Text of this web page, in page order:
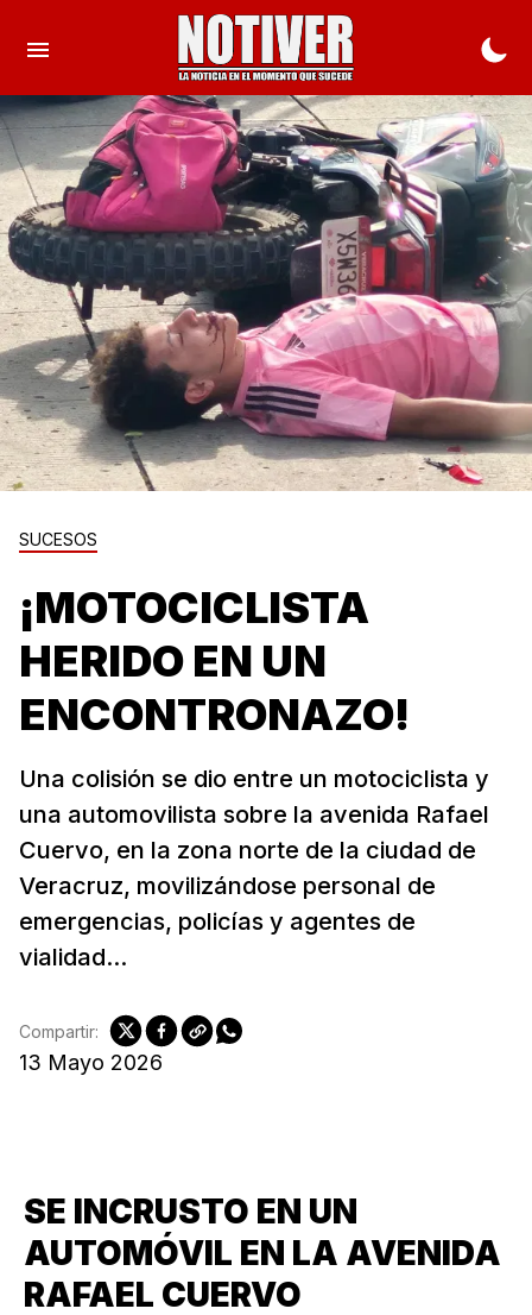
SUCESOS
¡MOTOCICLISTA
HERIDO EN UN
ENCONTRONAZO!
Una colisión se dio entre un motociclista y
una automovilista sobre la avenida Rafael
Cuervo, en la zona norte de la ciudad de
Veracruz, movilizándose personal de
emergencias, policías y agentes de
vialidad...
13 Mayo 2026
Compartir:
SE INCRUSTO EN UN
AUTOMÓVIL EN LA AVENIDA
RAFAEL CUERVO